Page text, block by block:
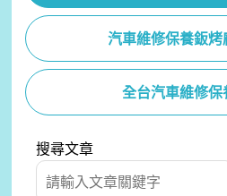
汽車維修保養鈑
全台汽車維修保
搜尋文章